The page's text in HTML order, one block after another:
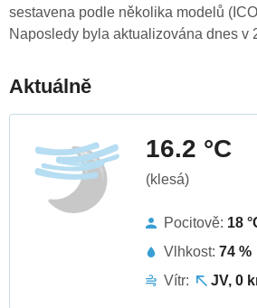
sestavena podle několika modelů
Naposledy byla aktualizována dnes v
Aktuálně
16.2 °C
(klesá)
Pocitově: 18
Vlhkost: 74 %
Vítr:
JV, 0